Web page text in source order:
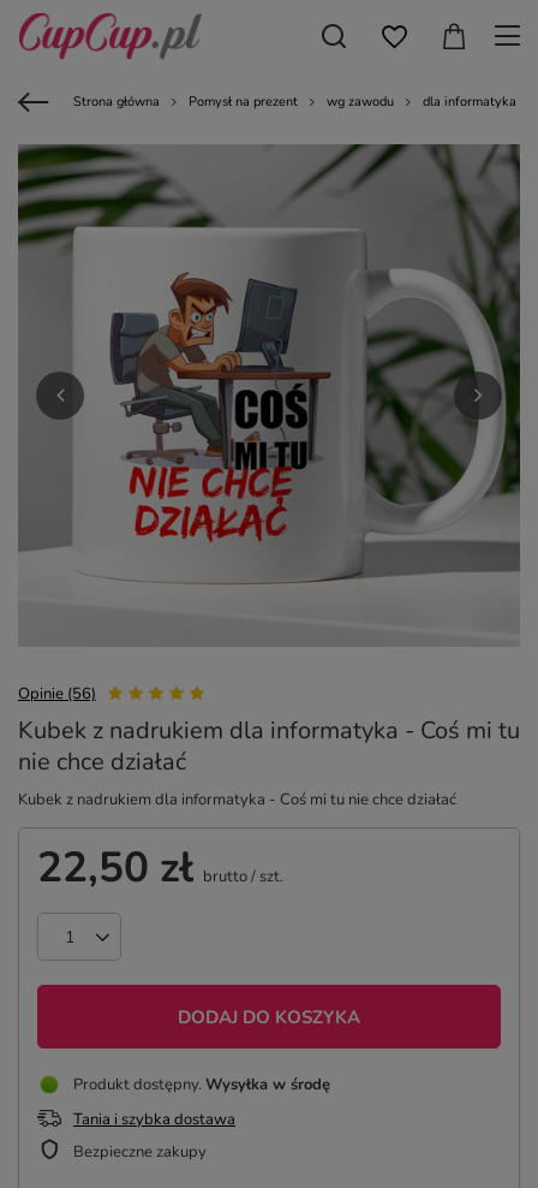
Strona główna Pomysł na prezent wg zawodu dla informatyka
Opinie (56)
Kubek z nadrukiem dla informatyka - Coś mi tu
nie chce działać
Kubek z nadrukiem dla informatyka - Coś mi tu nie chce działać
22,50 zł brutto/ szt.
DODAJ DO KOSZYKA
Produkt dostępny Wysyłka w środę
Tania i szybka dostawa
Bezpieczne zakupy